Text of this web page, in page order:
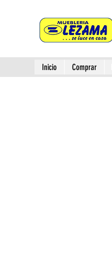
Inicio Comprar